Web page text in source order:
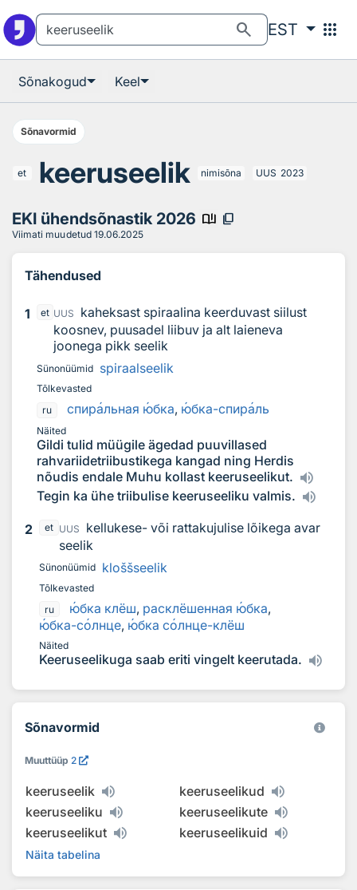
search EST apps
Sõnakogud Keel
Sõnavormid
et keeruseelik nimisõna UUS 2023
EKI ühendsõnastik 2026 book_ribbon content_copy
Viimati muudetud 19.06.2025
Tähendused
1 et UUS
kaheksast spiraalina keerduvast siilust
koosnev, puusadel liibuv ja alt laieneva
joonega pikk seelik
Sünonüümid spiraalseelik
Tõlkevasted
ru
спиральная юбка, юбка-спираль
Näited
Gildi tulid müügile ägedad puuvillased
rahvariidetriibustikega kangad ning Herdis
nõudis endale Muhu kollast keeruseelikut.
Tegin ka ühe triibulise keeruseeliku valmis.
2 et UUS
kellukese- või rattakujulise lõikega avar
seelik
Sünonüümid kloššseelik
Tõlkevasted
ru
юбка клёш, расклёшенная юбка,
юбка-солнце, юбка солнце-клёш
Näited
Keeruseelikuga saab eriti vingelt keerutada.
Sõnavormid
Muuttüüp 2
keeruseelik
keeruseelikud
keeruseeliku
keeruseelikute
keeruseelikut
keeruseelikuid
Näita tabelina